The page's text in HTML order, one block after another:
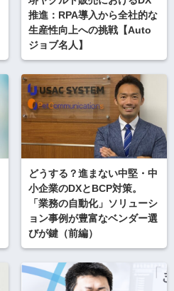
推進：RPA導入から全社的な
生産性向上への挑戦【Auto
ジョブ名人】
どうする？進まない中堅・中
小企業のDXとBCP対策。
「業務の自動化」ソリューシ
ョン事例が豊富なベンダー選
びが鍵（前編）